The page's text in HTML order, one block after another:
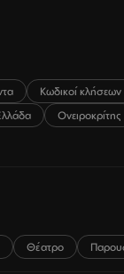
Κωδικοί
Ονειροκρίτης
Θέατρο